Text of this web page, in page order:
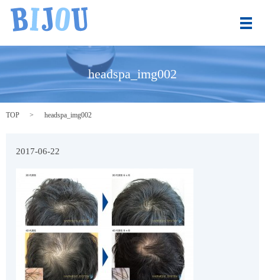
メ
headspa_img002
TOP headspa_img002
2017-06-22